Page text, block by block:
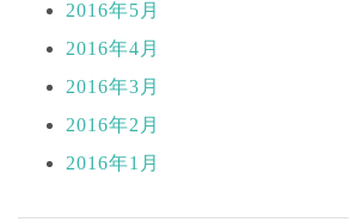
2016年5月
2016年4月
2016年3月
2016年2月
2016年1月